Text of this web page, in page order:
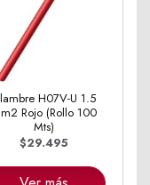
H07V-U 1.5
Rojo (Rollo 100
Mts)
$29.495